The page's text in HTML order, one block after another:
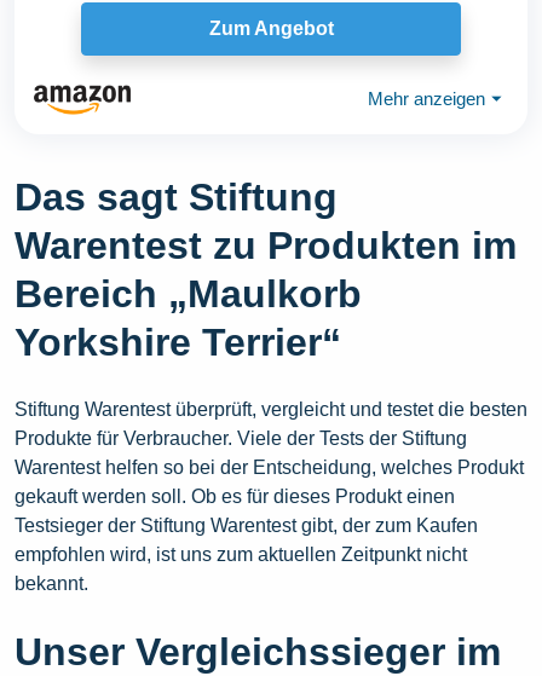
Husky...
Zum Angebot
Mehr anzeigen ⏷
Das sagt Stiftung
Warentest zu Produkten im
Bereich „Maulkorb
Yorkshire Terrier“
Stiftung Warentest überprüft, vergleicht und testet die besten
Produkte für Verbraucher. Viele der Tests der Stiftung
Warentest helfen so bei der Entscheidung, welches Produkt
gekauft werden soll. Ob es für dieses Produkt einen
Testsieger der Stiftung Warentest gibt, der zum Kaufen
empfohlen wird, ist uns zum aktuellen Zeitpunkt nicht
bekannt.
Unser Vergleichssieger im